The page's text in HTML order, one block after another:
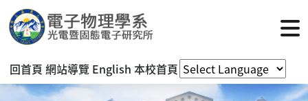
回首頁 網站導覽 English 本校首頁